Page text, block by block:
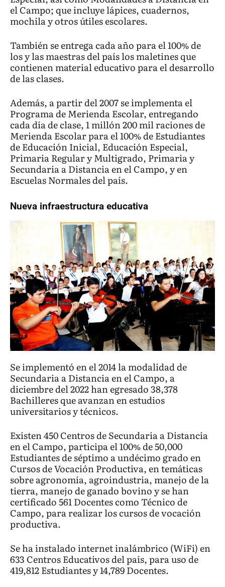
el Campo; que incluye lápices, cuadernos,
mochila y otros útiles escolares.
También se entrega cada año para el 100% de
los y las maestras del país los maletines que
contienen material educativo para el desarrollo
de las clases.
Además, a partir del 2007 se implementa el
Programa de Merienda Escolar, entregando
cada día de clase, 1 millón 200 mil raciones de
Merienda Escolar para el 100% de Estudiantes
de Educación Inicial, Educación Especial,
Primaria Regular y Multigrado, Primaria y
Secundaria a Distancia en el Campo, y en
Escuelas Normales del país.
Nueva infraestructura educativa
Se implementó en el 2014 la modalidad de
Secundaria a Distancia en el Campo, a
diciembre del 2022 han egresado 38,378
Bachilleres que avanzan en estudios
universitarios y técnicos.
Existen 450 Centros de Secundaria a Distancia
en el Campo, participa el 100% de 50,000
Estudiantes de séptimo a undécimo grado en
Cursos de Vocación Productiva, en temáticas
sobre agronomía, agroindustria, manejo de la
tierra, manejo de ganado bovino y se han
certificado 561 Docentes como Técnico de
Campo, para realizar los cursos de vocación
productiva.
Se ha instalado internet inalámbrico (WiFi) en
633 Centros Educativos del país, para uso de
419,812 Estudiantes y 14,789 Docentes.